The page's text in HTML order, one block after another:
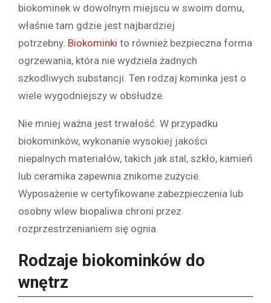
biokominek w dowolnym miejscu w swoim domu,
właśnie tam gdzie jest najbardziej
potrzebny. Biokominki to również bezpieczna forma
ogrzewania, która nie wydziela żadnych
szkodliwych substancji. Ten rodzaj kominka jest o
wiele wygodniejszy w obsłudze.
Nie mniej ważna jest trwałość. W przypadku
biokominków, wykonanie wysokiej jakości
niepalnych materiałów, takich jak stal, szkło, kamień
lub ceramika zapewnia znikome zużycie.
Wyposażenie w certyfikowane zabezpieczenia lub
osobny wlew biopaliwa chroni przez
rozprzestrzenianiem się ognia.
Rodzaje biokominków do
wnętrz